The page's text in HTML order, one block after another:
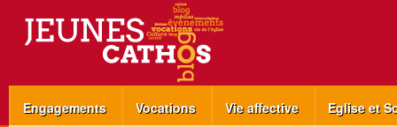
Engagements Vocations Vie affective Eglise et